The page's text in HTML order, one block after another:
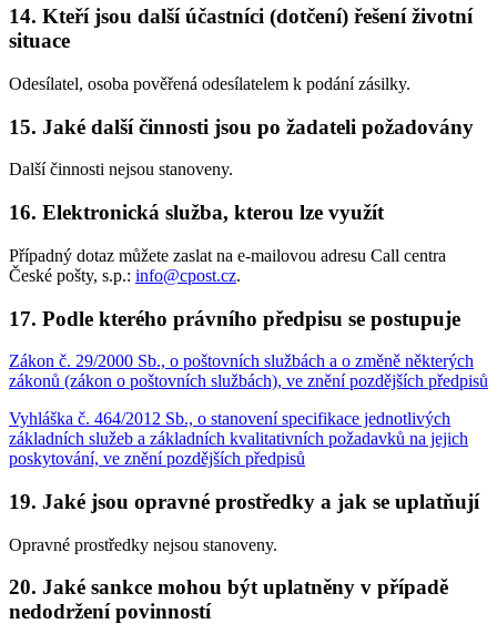
14. Kteří jsou další účastníci (dotčení) řešení životní
situace
Odesílatel, osoba pověřená odesílatelem k podání zásilky.
15. Jaké další činnosti jsou po žadateli požadovány
Další činnosti nejsou stanoveny.
16. Elektronická služba, kterou lze využít
Případný dotaz můžete zaslat na e-mailovou adresu Call centra
České pošty, s.p.: info@cpost.cz.
17. Podle kterého právního předpisu se postupuje
Zákon č. 29/2000 Sb., o poštovních službách a o změně některých
zákonů (zákon o poštovních službách), ve znění pozdějších předpisů
Vyhláška č. 464/2012 Sb., o stanovení specifikace jednotlivých
základních služeb a základních kvalitativních požadavků na jejich
poskytování, ve znění pozdějších předpisů
19. Jaké jsou opravné prostředky a jak se uplatňují
Opravné prostředky nejsou stanoveny.
20. Jaké sankce mohou být uplatněny v případě
nedodržení povinností